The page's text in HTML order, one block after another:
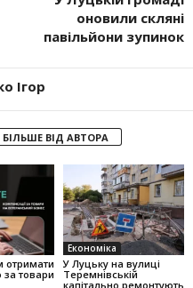
оновили скляні
павільйони зупинок
Ігор
БІЛЬШЕ ВІД АВТОРА
отримати
товари
Економіка
У Луцьку на вулиці
Теремнівській
капітально ремонтують